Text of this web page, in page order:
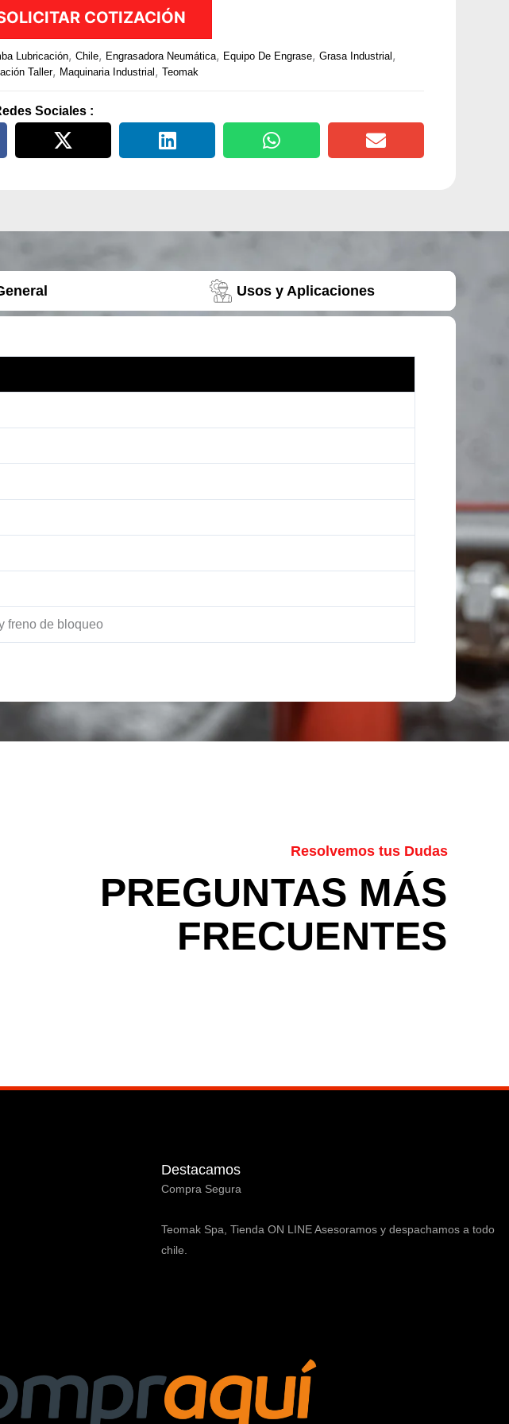
COTIZACIÓN
Lubricación, Chile, Engrasadora Neumática, Equipo De Engrase, Grasa Industrial ,
Taller, Maquinaria Industrial , Teomak
Sociales :
Usos y Aplicaciones
freno de bloqueo
Resolvemos tus Dudas
PREGUNTAS MÁS
FRECUENTES
Destacamos
Compra Segura
Teomak Spa, Tienda ON LINE Asesoramos y despachamos a todo
chile.